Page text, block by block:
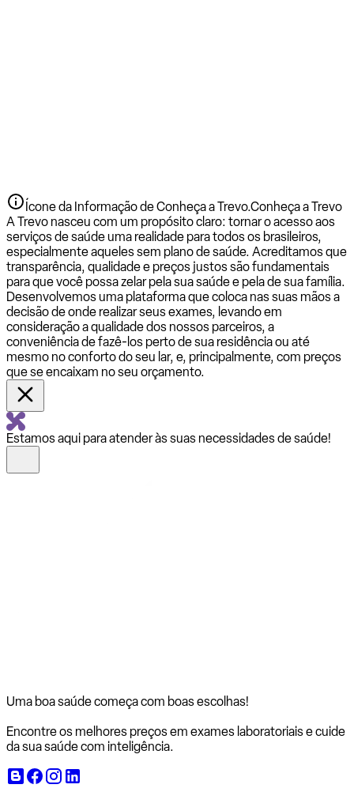
Ícone da Informação de Conheça a Trevo.Conheça a Trevo
A Trevo nasceu com um propósito claro: tornar o acesso aos
serviços de saúde uma realidade para todos os brasileiros,
especialmente aqueles sem plano de saúde. Acreditamos que
transparência, qualidade e preços justos são fundamentais
para que você possa zelar pela sua saúde e pela de sua família.
Desenvolvemos uma plataforma que coloca nas suas mãos a
decisão de onde realizar seus exames, levando em
consideração a qualidade dos nossos parceiros, a
conveniência de fazê-los perto de sua residência ou até
mesmo no conforto do seu lar, e, principalmente, com preços
que se encaixam no seu orçamento.
Estamos aqui para atender às suas necessidades de saúde!
Uma boa saúde começa com boas escolhas!
Encontre os melhores preços em exames laboratoriais e cuide
da sua saúde com inteligência.